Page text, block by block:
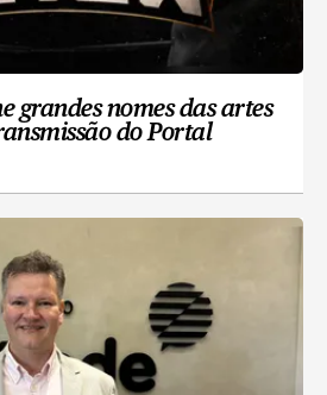
grandes nomes das artes
do Portal